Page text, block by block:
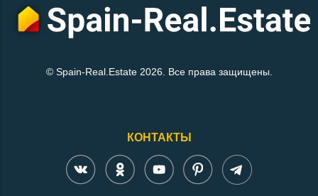
© Spain-Real.Estate 2026. Все права защищены.
КОНТАКТЫ